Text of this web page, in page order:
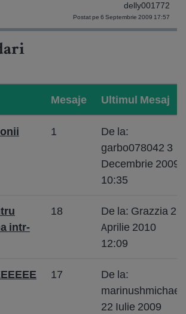
delly001772
Postat pe 6 Septembrie 2009 17:57
Mesaje Ultimul Mesaj
1
De la:
garbo078042 3
Decembrie 2009
10:35
intr-
18
De la: Grazzia 26
Aprilie 2010
12:09
17
De la:
marinushmichael
22 Iulie 2009